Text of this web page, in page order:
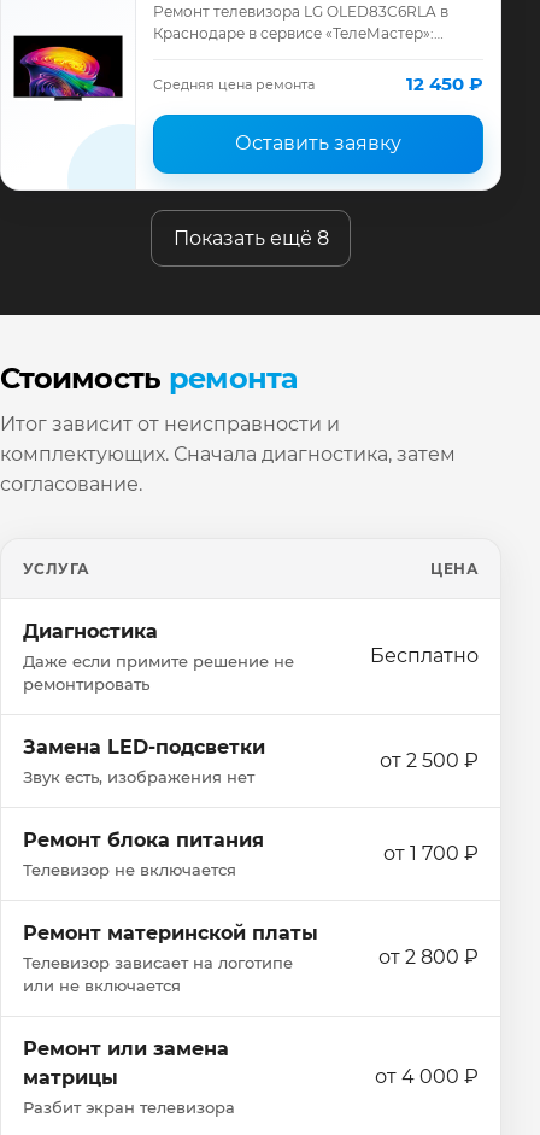
Ремонт телевизора LG OLED83C6RLA в
Краснодаре в сервисе «ТелеМастер»:
запчасти и гарантия до 12 месяцев.
Средняя цена ремонта 12 450 ₽
Оставить заявку
Показать ещё 8
Стоимость ремонта
Итог зависит от неисправности и
комплектующих. Сначала диагностика, затем
согласование.
УСЛУГА ЦЕНА
Диагностика
Даже если примите решение не
ремонтировать
Бесплатно
Замена LED-подсветки
Звук есть, изображения нет
от 2 500 ₽
Ремонт блока питания
Телевизор не включается
от 1 700 ₽
Ремонт материнской платы
Телевизор зависает на логотипе
или не включается
от 2 800 ₽
Ремонт или замена
матрицы
Разбит экран телевизора
от 4 000 ₽